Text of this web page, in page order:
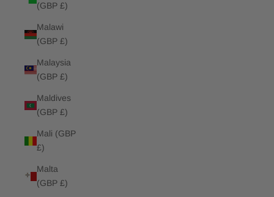
(GBP £)
Malawi
(GBP £)
Malaysia
(GBP £)
Maldives
(GBP £)
Mali (GBP
£)
Malta
(GBP £)